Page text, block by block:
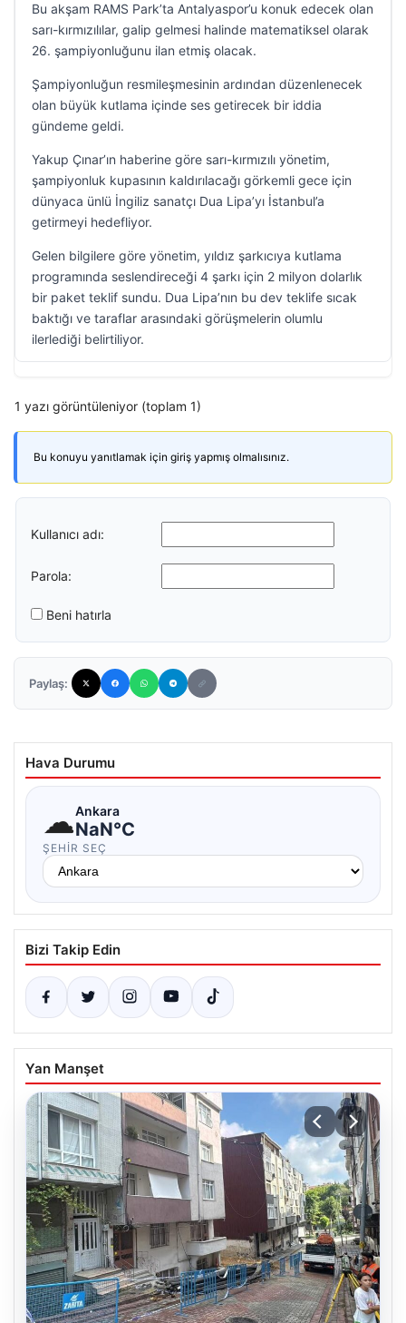
Bu akşam RAMS Park’ta Antalyaspor’u konuk edecek olan
sarı-kırmızılılar, galip gelmesi halinde matematiksel olarak
26. şampiyonluğunu ilan etmiş olacak.
Şampiyonluğun resmileşmesinin ardından düzenlenecek
olan büyük kutlama içinde ses getirecek bir iddia
gündeme geldi.
Yakup Çınar’ın haberine göre sarı-kırmızılı yönetim,
şampiyonluk kupasının kaldırılacağı görkemli gece için
dünyaca ünlü İngiliz sanatçı Dua Lipa’yı İstanbul’a
getirmeyi hedefliyor.
Gelen bilgilere göre yönetim, yıldız şarkıcıya kutlama
programında seslendireceği 4 şarkı için 2 milyon dolarlık
bir paket teklif sundu. Dua Lipa’nın bu dev teklife sıcak
baktığı ve taraflar arasındaki görüşmelerin olumlu
ilerlediği belirtiliyor.
1 yazı görüntüleniyor (toplam 1)
Bu konuyu yanıtlamak için giriş yapmış olmalısınız.
Kullanıcı adı:
Parola:
Beni hatırla
Paylaş:
Hava Durumu
☁Ankara
NaN°C
ŞEHIR SEÇ
Bizi Takip Edin
Yan Manşet